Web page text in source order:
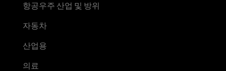
항공우주 산업 및 방위
자동차
산업용
의료